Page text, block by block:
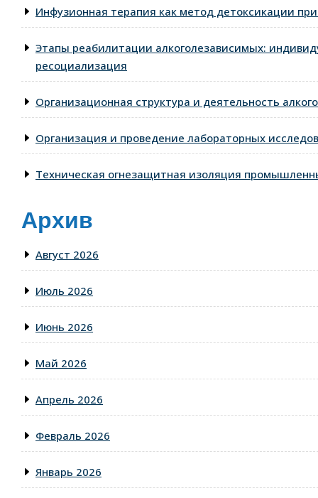
Инфузионная терапия как метод детоксикации
Этапы реабилитации алкоголезависимых:
ресоциализация
Организационная структура и деятельность
Организация и проведение лабораторных
Техническая огнезащитная изоляция
Архив
Август 2026
Июль 2026
Июнь 2026
Май 2026
Апрель 2026
Февраль 2026
Январь 2026